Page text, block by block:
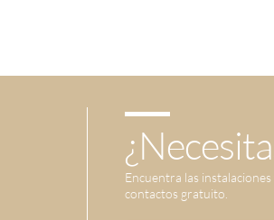
Encuentra las
contactos gratuito.